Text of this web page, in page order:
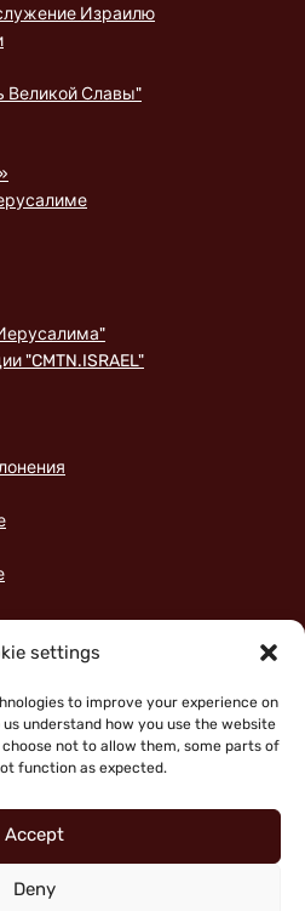
settings
to improve your experience on
understand how you use the website
not to allow them, some parts of
function as expected.
Accept
Deny
Израилю
Великой Славы"
"CMTN.ISRAEL"
love" (Galatians 5:6)